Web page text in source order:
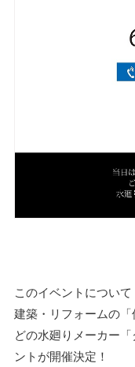
このイベントについて
建築・リフォームの
どの水廻りメーカー
ントが開催決定！